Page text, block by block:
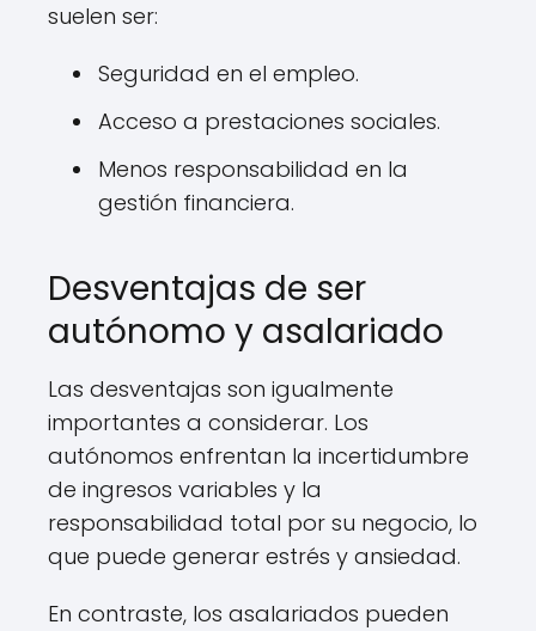
suelen ser:
Seguridad en el empleo.
Acceso a prestaciones sociales.
Menos responsabilidad en la
gestión financiera.
Desventajas de ser
autónomo y asalariado
Las desventajas son igualmente
importantes a considerar. Los
autónomos enfrentan la incertidumbre
de ingresos variables y la
responsabilidad total por su negocio, lo
que puede generar estrés y ansiedad.
En contraste, los asalariados pueden